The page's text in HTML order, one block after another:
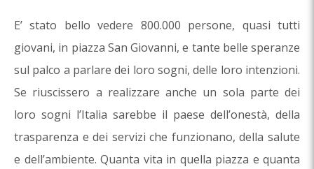
E’ stato bello vedere 800.000 persone, quasi tutti
giovani, in piazza San Giovanni, e tante belle speranze
sul palco a parlare dei loro sogni, delle loro intenzioni.
Se riuscissero a realizzare anche un sola parte dei
loro sogni l’Italia sarebbe il paese dell’onestà, della
trasparenza e dei servizi che funzionano, della salute
e dell’ambiente. Quanta vita in quella piazza e quanta